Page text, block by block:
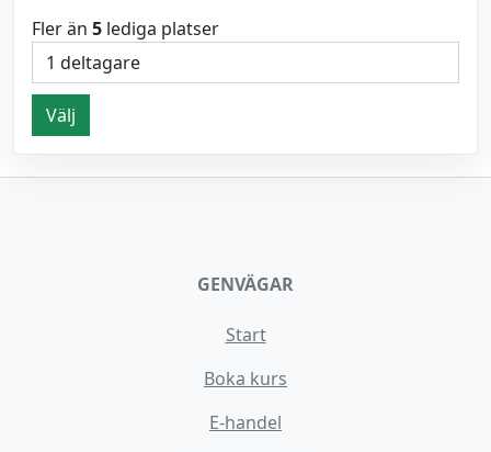
Fler än 5 lediga platser
Välj
GENVÄGAR
Start
Boka kurs
E-handel